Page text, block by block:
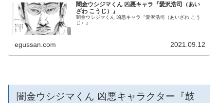
闇金ウシジマくん 凶悪キャラ『愛沢浩司（あい
ざわ こうじ）』
闇金ウシジマくん 凶悪キャラ『愛沢浩司（あいざわ こう
じ）』
egussan.com 2021.09.12
闇金ウシジマくん 凶悪キャラクター『鼓